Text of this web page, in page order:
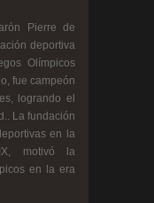
Pierre de
deportiva
Olímpicos
fue campeón
logrando el
La fundación
en la
motivó la
en la era